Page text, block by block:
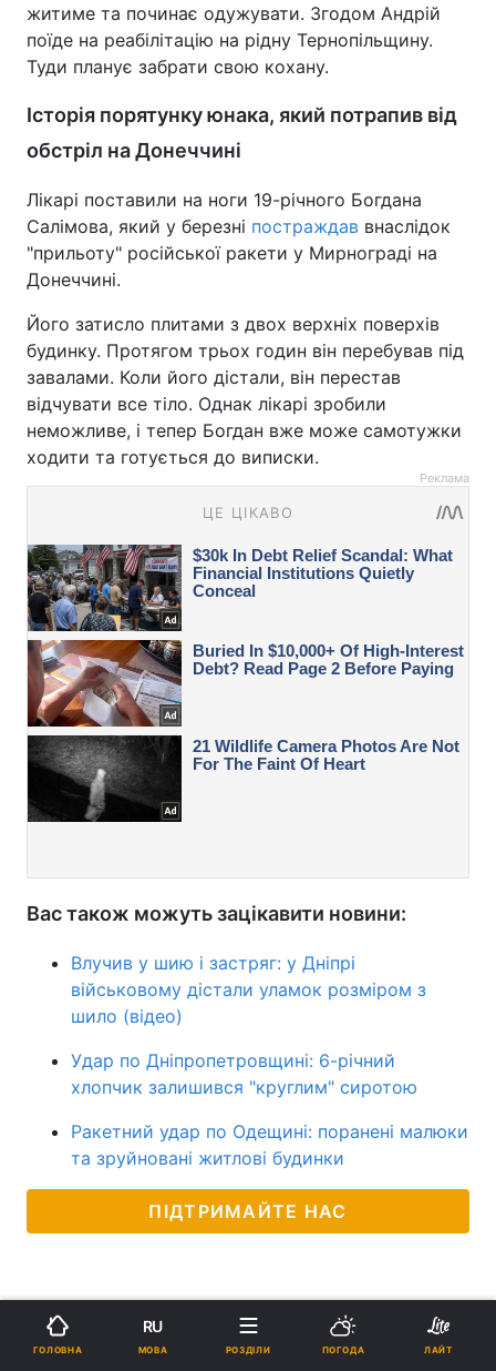
житиме та починає одужувати. Згодом Андрій
поїде на реабілітацію на рідну Тернопільщину.
Туди планує забрати свою кохану.
Історія порятунку юнака, який потрапив від
обстріл на Донеччині
Лікарі поставили на ноги 19-річного Богдана
Салімова, який у березні постраждав внаслідок
"прильоту" російської ракети у Мирнограді на
Донеччині.
Його затисло плитами з двох верхніх поверхів
будинку. Протягом трьох годин він перебував під
завалами. Коли його дістали, він перестав
відчувати все тіло. Однак лікарі зробили
неможливе, і тепер Богдан вже може самотужки
ходити та готується до виписки.
Реклама
Вас також можуть зацікавити новини:
Влучив у шию і застряг: у Дніпрі
військовому дістали уламок розміром з
шило (відео)
Удар по Дніпропетровщині: 6-річний
хлопчик залишився "круглим" сиротою
Ракетний удар по Одещині: поранені малюки
та зруйновані житлові будинки
ПІДТРИМАЙТЕ НАС
ГОЛОВНА
RU
МОВА РОЗДІЛИ ПОГОДА ЛАЙТ